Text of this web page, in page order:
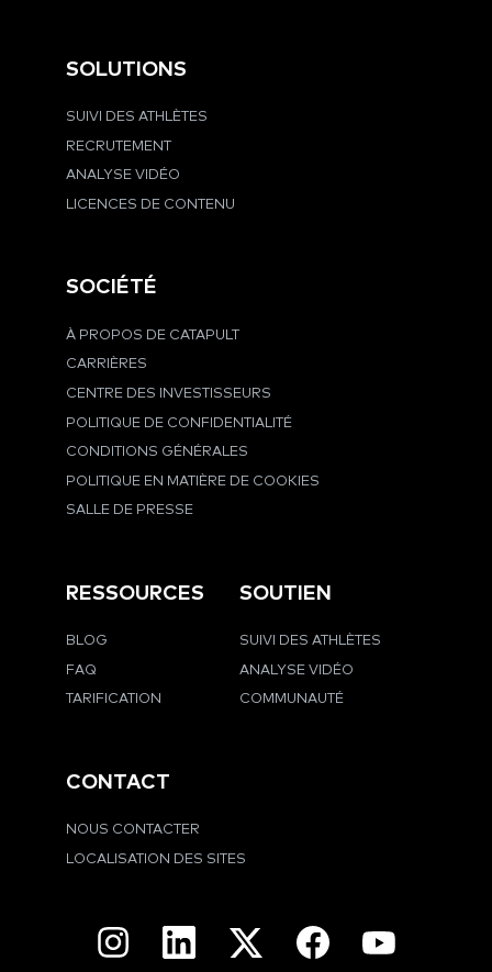
SOLUTIONS
SUIVI DES ATHLÈTES
RECRUTEMENT
ANALYSE VIDÉO
LICENCES DE CONTENU
SOCIÉTÉ
À PROPOS DE CATAPULT
CARRIÈRES
CENTRE DES INVESTISSEURS
POLITIQUE DE CONFIDENTIALITÉ
CONDITIONS GÉNÉRALES
POLITIQUE EN MATIÈRE DE COOKIES
SALLE DE PRESSE
RESSOURCES
BLOG
FAQ
TARIFICATION
SOUTIEN
SUIVI DES ATHLÈTES
ANALYSE VIDÉO
COMMUNAUTÉ
CONTACT
NOUS CONTACTER
LOCALISATION DES SITES